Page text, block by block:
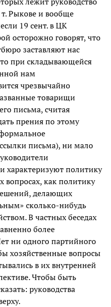
Рыкове и вообще
19 сент. в ЦК
осторожно говорят, что
заставляют нас
при складывающейся
нам
чрезвычайно
товарищи
письма, считая
прения по этому
письма), ни мало
характеризуют политику
вопросах, как политику
делающих
сколько-нибудь
В частных беседах
более
ни одного партийного
хозяйственные вопросы
в их внутренней
Чтобы быть
руководства